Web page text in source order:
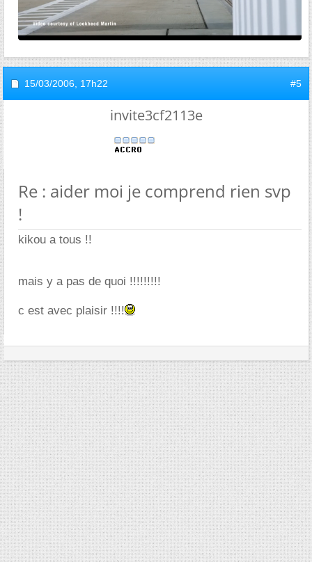
15/03/2006, 17h22 #5
invite3cf2113e
Re : aider moi je comprend rien svp
!
kikou a tous !!
mais y a pas de quoi !!!!!!!!!
c est avec plaisir !!!!